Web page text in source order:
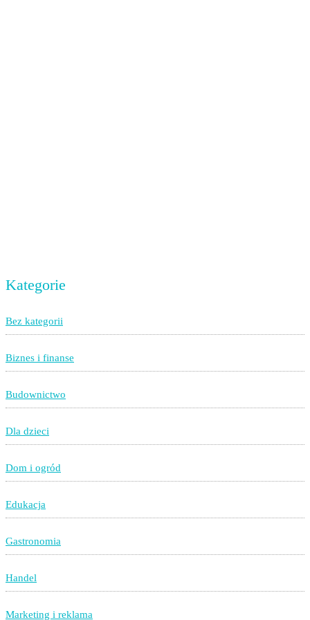
Kategorie
Bez kategorii
Biznes i finanse
Budownictwo
Dla dzieci
Dom i ogród
Edukacja
Gastronomia
Handel
Marketing i reklama